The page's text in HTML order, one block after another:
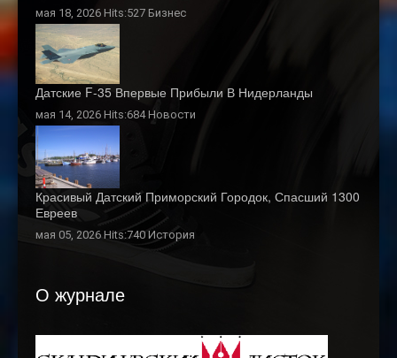
мая 18, 2026 Hits:527 Бизнес
Датские F-35 Впервые Прибыли В Нидерланды
мая 14, 2026 Hits:684Новости
Красивый Датский Приморский Городок, Спасший 1300
Евреев
мая 05, 2026 Hits:740 История
О журнале